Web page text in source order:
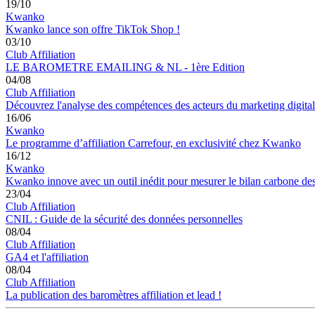
19/10
Kwanko
Kwanko lance son offre TikTok Shop !
03/10
Club Affiliation
LE BAROMETRE EMAILING & NL - 1ère Edition
04/08
Club Affiliation
Découvrez l'analyse des compétences des acteurs du marketing
16/06
Kwanko
Le programme d’affiliation Carrefour, en exclusivité chez Kwanko
16/12
Kwanko
Kwanko innove avec un outil inédit pour mesurer le bilan carbone
23/04
Club Affiliation
CNIL : Guide de la sécurité des données personnelles
08/04
Club Affiliation
GA4 et l'affiliation
08/04
Club Affiliation
La publication des baromètres affiliation et lead !